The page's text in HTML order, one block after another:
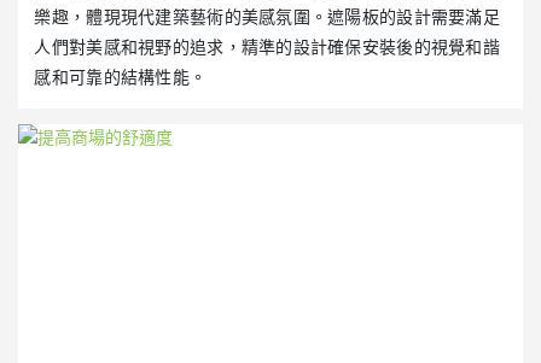
樂趣，體現現代建築藝術的美感氛圍。遮陽板的設計需要滿足
人們對美感和視野的追求，精準的設計確保安裝後的視覺和諧
感和可靠的結構性能。